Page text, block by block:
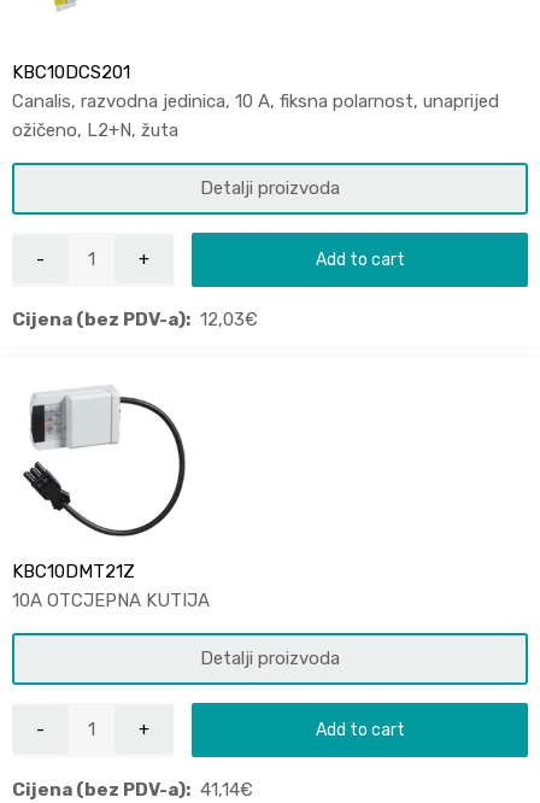
KBC10DCS201
Canalis, razvodna jedinica, 10 A, fiksna polarnost, unaprijed
ožičeno, L2+N, žuta
Detalji proizvoda
Add to cart
Cijena (bez PDV-a): 12,03€
KBC10DMT21Z
10A OTCJEPNA KUTIJA
Detalji proizvoda
Add to cart
Cijena (bez PDV-a): 41,14€